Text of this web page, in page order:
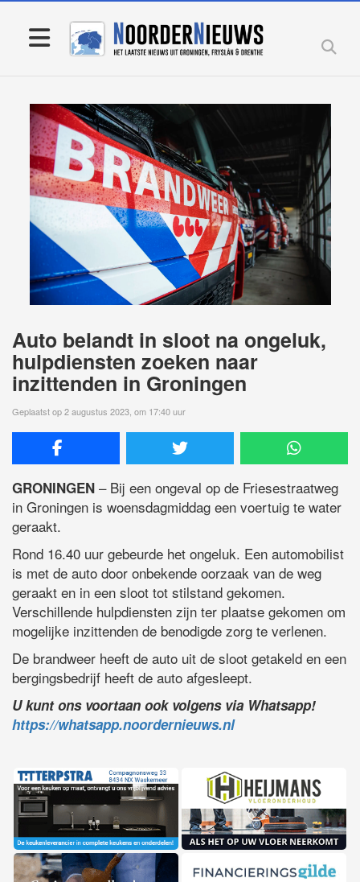
Auto belandt in sloot na ongeluk,
hulpdiensten zoeken naar
inzittenden in Groningen
Geplaatst op 2 augustus 2023, om 17:40 uur
GRONINGEN – Bij een ongeval op de Friesestraatweg
in Groningen is woensdagmiddag een voertuig te water
geraakt.
Rond 16.40 uur gebeurde het ongeluk. Een automobilist
is met de auto door onbekende oorzaak van de weg
geraakt en in een sloot tot stilstand gekomen.
Verschillende hulpdiensten zijn ter plaatse gekomen om
mogelijke inzittenden de benodigde zorg te verlenen.
De brandweer heeft de auto uit de sloot getakeld en een
bergingsbedrijf heeft de auto afgesleept.
U kunt ons voortaan ook volgens via Whatsapp!
https://whatsapp.noordernieuws.nl